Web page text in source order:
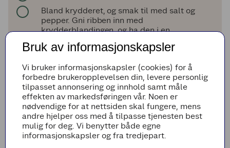
Bland krydderet, og smak til med salt og
pepper. Gni ribben inn med
krydderblandingen, og ha den i en
Hell på vann så det dekker ca. 2 cm av
ribben.
Ha på lokk, og sett gryten i ovnen. Skru ned
varmen til 120 °C. Stek ribben eller
ribberestene i minst 2 timer.
Rødkålsalat
Ha rødløken og rødkålen i en stor bolle. Press
over limesaften og kna det godt sammen.
Bruk av informasjonskapsler
Vi bruker informasjonskapsler (cookies) for å
forbedre brukeropplevelsen din, levere personlig
tilpasset annonsering og innhold samt måle
effekten av markedsføringen vår. Noen er
nødvendige for at nettsiden skal fungere, mens
andre hjelper oss med å tilpasse tjenesten best
mulig for deg. Vi benytter både egne
informasjonskapsler og fra tredjepart.